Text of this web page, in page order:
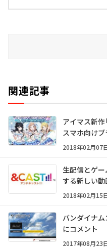
関連記事
アイマス新作
スマホ向け
2018年02月07
生配信とゲ
する新しい動
2018年02月15
バンダイナム
にコメント
2017年08月23